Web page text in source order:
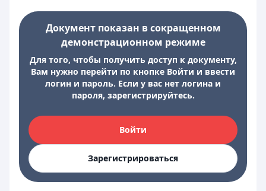
Документ показан в сокращенном
демонстрационном режиме
Для того, чтобы получить доступ к документу,
Вам нужно перейти по кнопке Войти и ввести
логин и пароль. Если у вас нет логина и
пароля, зарегистрируйтесь.
Войти
Зарегистрироваться